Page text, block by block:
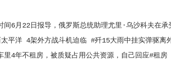
月22日报导，俄罗斯总统助理尤里·乌沙科夫在承
洋 4架外方战斗机迫临 #歼15大雨中挂实弹驱离
4年不租房，被质疑占用公共资源，自己回应#租房